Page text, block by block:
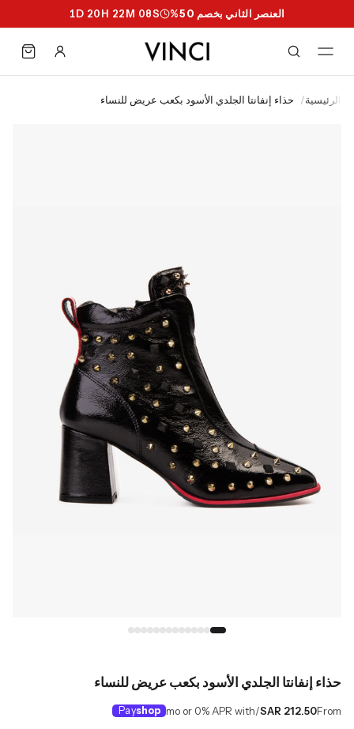
العنصر الثاني بخصم 50% 1D 20H 22M 07S
الرئيسية/ حذاء إنفانتا الجلدي الأسود بكعب عريض للنساء
حذاء إنفانتا الجلدي الأسود بكعب عريض للنساء
From
SAR 212.50
/mo or 0% APR with
shop
Pay